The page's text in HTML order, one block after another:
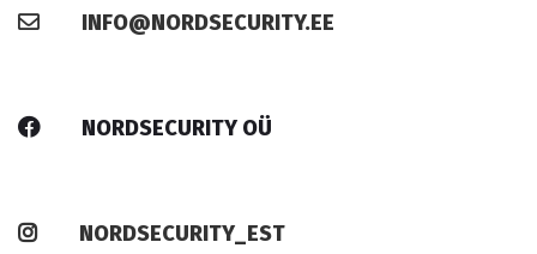
INFO@NORDSECURITY.EE
NORDSECURITY OÜ
NORDSECURITY_EST